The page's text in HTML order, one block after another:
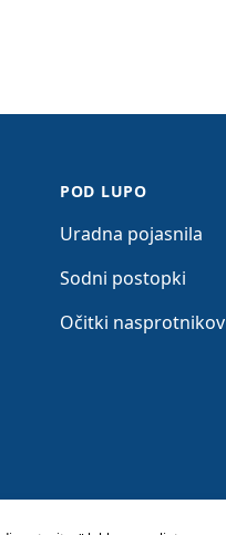
POD LUPO
Uradna pojasnila
Sodni postopki
Očitki nasprotnikov